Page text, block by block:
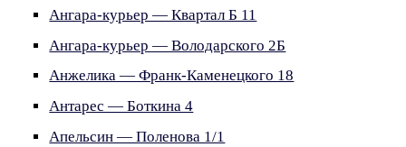
Ангара-курьер — Квартал Б 11
Ангара-курьер — Володарского 2Б
Анжелика — Франк-Каменецкого 18
Антарес — Боткина 4
Апельсин — Поленова 1/1